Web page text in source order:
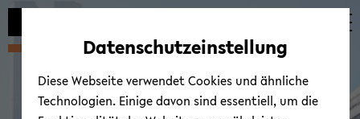
Automatische
vermeiden
zum
wechseln
zum
wechseln
zum
wechseln
Datenschutzeinstellung
Diese Webseite verwendet Cookies und ähnliche
Technologien. Einige davon sind essentiell, um die